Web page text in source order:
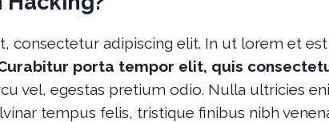
consectetur adipiscing elit. In ut lorem et
porta tempor elit, quis
vel, egestas pretium odio. Nulla ultricies
tempus felis, tristique finibus nibh